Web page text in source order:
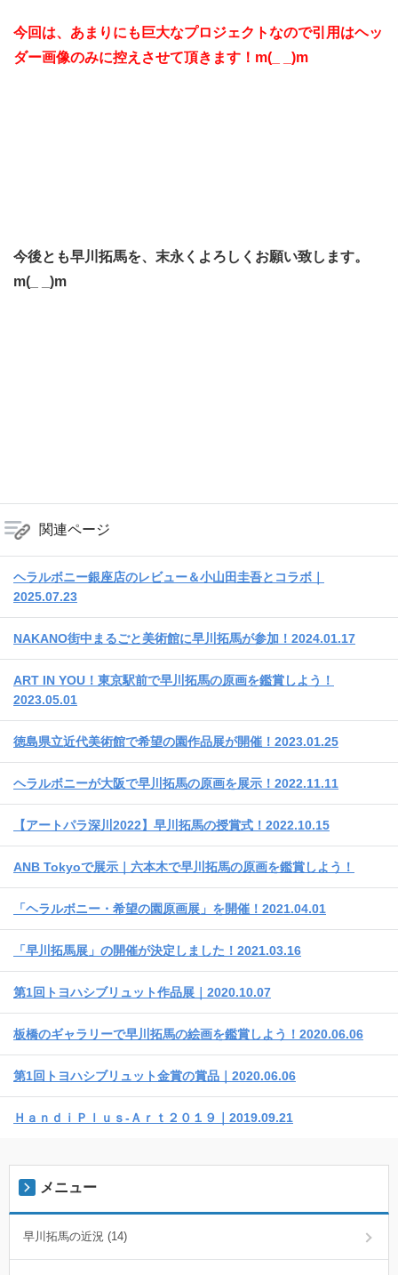
今回は、あまりにも巨大なプロジェクトなので引用はヘッ
ダー画像のみに控えさせて頂きます！m(_ _)m
今後とも早川拓馬を、末永くよろしくお願い致します。
m(_ _)m
関連ページ
ヘラルボニー銀座店のレビュー＆小山田圭吾とコラボ｜
2025.07.23
NAKANO街中まるごと美術館に早川拓馬が参加！2024.01.17
ART IN YOU！東京駅前で早川拓馬の原画を鑑賞しよう！
2023.05.01
徳島県立近代美術館で希望の園作品展が開催！2023.01.25
ヘラルボニーが大阪で早川拓馬の原画を展示！2022.11.11
【アートパラ深川2022】早川拓馬の授賞式！2022.10.15
ANB Tokyoで展示｜六本木で早川拓馬の原画を鑑賞しよう！
「ヘラルボニー・希望の園原画展」を開催！2021.04.01
「早川拓馬展」の開催が決定しました！2021.03.16
第1回トヨハシブリュット作品展｜2020.10.07
板橋のギャラリーで早川拓馬の絵画を鑑賞しよう！2020.06.06
第1回トヨハシブリュット金賞の賞品｜2020.06.06
ＨａｎｄｉＰｌｕｓ-Ａｒｔ２０１９｜2019.09.21
メニュー
早川拓馬の近況 (14)